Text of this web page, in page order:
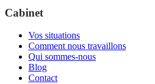
Cabinet
Vos situations
Comment nous travaillons
Qui sommes-nous
Blog
Contact